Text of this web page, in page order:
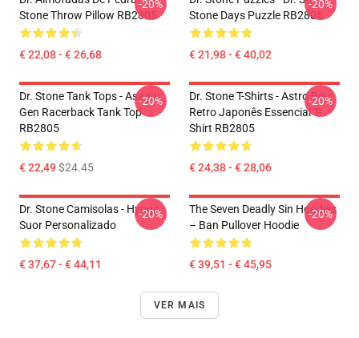
Stone Throw Pillow RB2805
€ 22,08 - € 26,68
-20%
Stone Days Puzzle RB2805
€ 21,98 - € 40,02
-20%
Dr. Stone Tank Tops - Asagiri
Gen Racerback Tank Top
RB2805
€ 22,49$24.45
-20%
Dr. Stone T-Shirts - Astro Boy
Retro Japonês Essencial T-
Shirt RB2805
€ 24,38 - € 28,06
-20%
Dr. Stone Camisolas - Hyoga
Suor Personalizado
€ 37,67 - € 44,11
-20%
The Seven Deadly Sin Hoodies
– Ban Pullover Hoodie
€ 39,51 - € 45,95
-20%
VER MAIS